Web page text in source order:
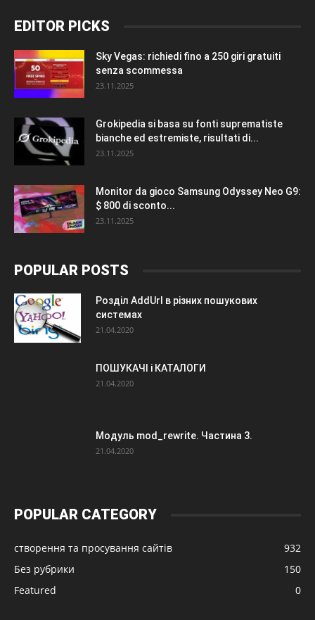
EDITOR PICKS
Sky Vegas: richiedi fino a 250 giri gratuiti
senza scommessa
23.11.2025
Grokipedia si basa su fonti suprematiste
bianche ed estremiste, risultati di...
23.11.2025
Monitor da gioco Samsung Odyssey Neo G9:
$ 800 di sconto...
23.11.2025
POPULAR POSTS
Розділ AddUrl в різних пошукових
системах
21.04.2020
ПОШУКАЧІ і КАТАЛОГИ
21.04.2020
Модуль mod_rewrite. Частина 3.
21.04.2020
POPULAR CATEGORY
створення та просування сайтів
932
Без рубрики
150
Featured
0